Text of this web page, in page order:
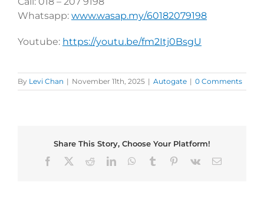
Whatsapp: www.wasap.my/60182079198
Youtube: https://youtu.be/fm2Itj0BsgU
By Levi Chan | November 11th, 2025 | Autogate | 0 Comments
Share This Story, Choose Your Platform!
Facebook
RedditLinkedInWhatsApp
Tumblr Pinterest
Vk Email